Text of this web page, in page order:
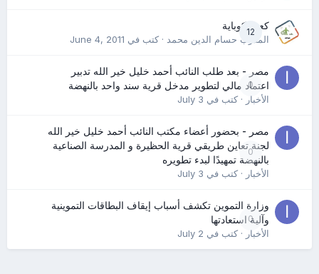
12
كعب كوباية
المدرب حسام الدين محمد· كتب في June 4, 2011
0
مصر - بعد طلب النائب أحمد خليل خير الله تدبير
اعتماد مالي لتطوير مدخل قرية سند واحد بالنهضة
الأخبار· كتب في July 3
0
مصر - بحضور أعضاء مكتب النائب أحمد خليل خير الله
لجنة تعاين طريقي قرية الحظيرة و المدرسة الصناعية
بالنهضة تمهيدًا لبدء تطويره
الأخبار· كتب في July 3
0
وزارة التموين تكشف أسباب إيقاف البطاقات التموينية
وآلية استعادتها
الأخبار· كتب في July 2